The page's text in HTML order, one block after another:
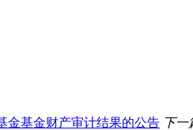
金基金财产审计结果的公告 下一